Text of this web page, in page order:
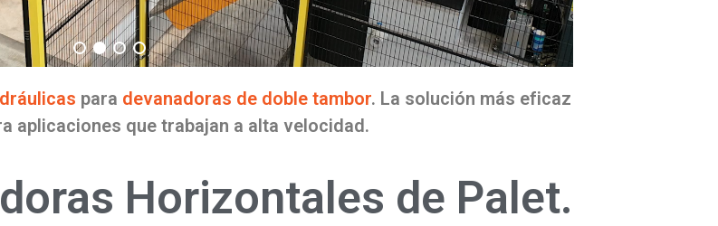
para devanadoras de doble tambor. La solución más eficaz
aplicaciones que trabajan a alta velocidad.
Horizontales de Palet.